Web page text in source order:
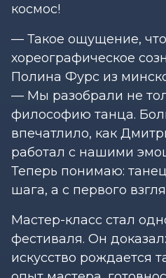
космос!
— Такое ощущение,
хореографическое
Полина Фурс из
— Мы разобрали не
философию танца.
впечатлило, как
работал с нашими
Теперь понимаю:
шага, а с первого
Мастер-класс стал
фестиваля. Он
искусство рождается